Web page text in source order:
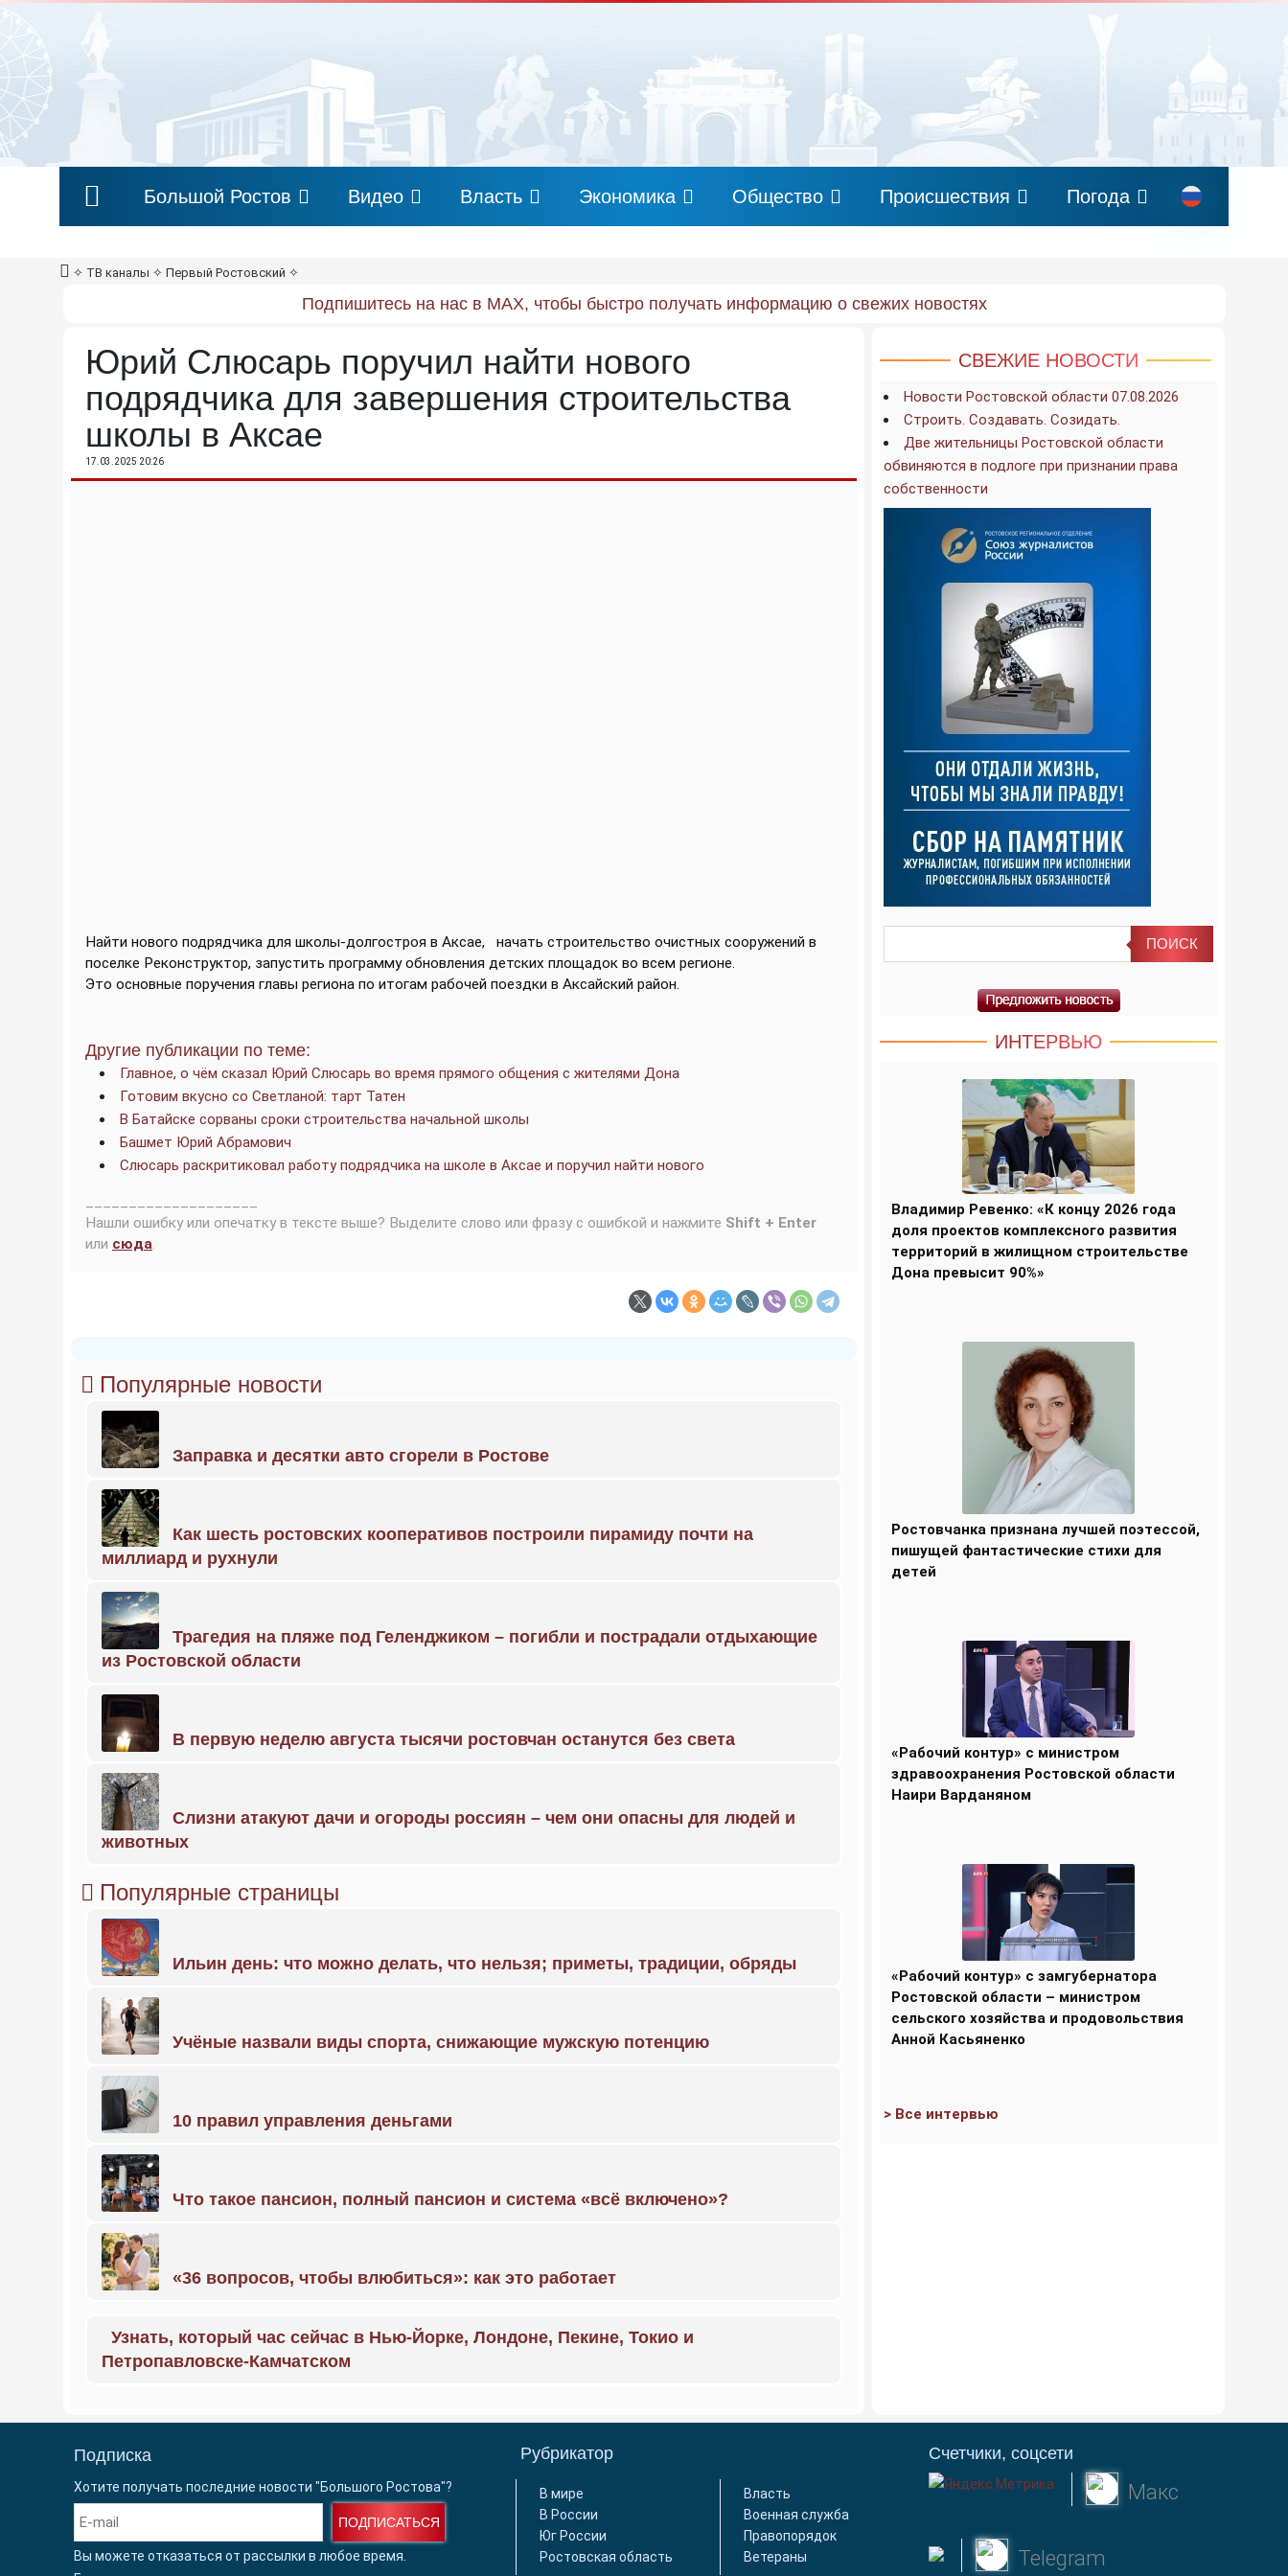
Большой Ростов Видео Власть Экономика Общество Происшествия Погода
✧ ТВ каналы ✧ Первый Ростовский ✧
Подпишитесь на нас в MAX, чтобы быстро получать информацию о свежих новостях
Юрий Слюсарь поручил найти нового
подрядчика для завершения строительства
школы в Аксае
17.03.2025 20:26
Найти нового подрядчика для школы-долгостроя в Аксае,
начать строительство очистных сооружений в
поселке Реконструктор, запустить программу обновления детских площадок во всем регионе.
Это основные поручения главы региона по итогам рабочей поездки в Аксайский район.
Другие публикации по теме:
Главное, о чём сказал Юрий Слюсарь во время прямого общения с жителями Дона
Готовим вкусно со Светланой: тарт Татен
В Батайске сорваны сроки строительства начальной школы
Башмет Юрий Абрамович
Слюсарь раскритиковал работу подрядчика на школе в Аксае и поручил найти нового
Нашли ошибку или опечатку в тексте выше? Выделите слово или фразу с ошибкой и нажмите Shift + Enter
или сюда.
Популярные новости
Заправка и десятки авто сгорели в Ростове
Как шесть ростовских кооперативов построили пирамиду почти на
миллиард и рухнули
Трагедия на пляже под Геленджиком – погибли и пострадали отдыхающие
из Ростовской области
В первую неделю августа тысячи ростовчан останутся без света
Слизни атакуют дачи и огороды россиян – чем они опасны для людей и
животных
Популярные страницы
Ильин день: что можно делать, что нельзя; приметы, традиции, обряды
Учёные назвали виды спорта, снижающие мужскую потенцию
10 правил управления деньгами
Что такое пансион, полный пансион и система «всё включено»?
«36 вопросов, чтобы влюбиться»: как это работает
Узнать, который час сейчас в Нью-Йорке, Лондоне, Пекине, Токио и
Петропавловске-Камчатском
СВЕЖИЕ НОВОСТИ
Новости Ростовской области 07.08.2026
Строить. Создавать. Созидать.
Две жительницы Ростовской области
обвиняются в подлоге при признании права
собственности
ИНТЕРВЬЮ
Владимир Ревенко: «К концу 2026 года
доля проектов комплексного развития
территорий в жилищном строительстве
Дона превысит 90%»
Ростовчанка признана лучшей поэтессой,
пишущей фантастические стихи для
детей
«Рабочий контур» с министром
здравоохранения Ростовской области
Наири Варданяном
«Рабочий контур» с замгубернатора
Ростовской области – министром
сельского хозяйства и продовольствия
Анной Касьяненко
> Все интервью
Подписка
Хотите получать последние новости "Большого Ростова"?
ПОДПИСАТЬСЯ
Вы можете отказаться от рассылки в любое время.
Рубрикатор
В мире
В России
Юг России
Ростовская область
Власть
Военная служба
Правопорядок
Ветераны
Счетчики, соцсети
Макс
Telegram